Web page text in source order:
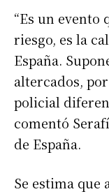
“Es un evento
riesgo, es la
España.
altercados,
policial
comentó
de España.
Se estima que